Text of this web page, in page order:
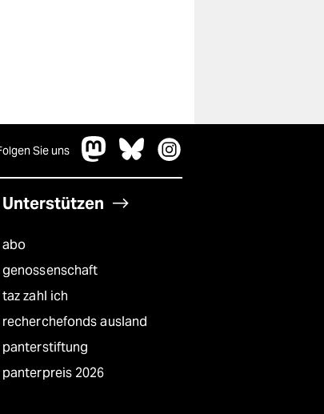
Sie uns
Unterstützen
abo
genossenschaft
taz zahl ich
recherchefonds ausland
panterstiftung
panterpreis 2026